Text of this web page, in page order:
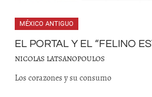
MÉXICO ANTIGUO
EL PORTAL Y EL “FELINO
NICOLAS LATSANOPOULOS
Los corazones y su consumo